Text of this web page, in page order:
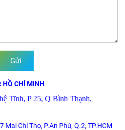
Gửi
HỒ CHÍ MINH
Tĩnh, P 25, Q Bình Thạnh,
Mai Chí Thọ, P.An Phú, Q.2, TP.HCM